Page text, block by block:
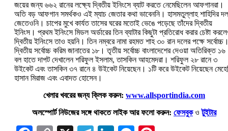
জয়ের জন্য ৬৬২ রানের লক্ষ্যে দ্বিতীয় ইনিংসে ব্যাট করতে নেমেছিলেন আফগানরা।
অতি বড় আফগান সমর্থকও এই ম্যাচ জেতার কথা ভাবেননি। হাসমতুল্লাহ শাহিদির দল
জেতেওনি। চাপের মুখে কার্যত তাসের ঘরের মতোই ভেঙে পড়েছে তাঁদের দ্বিতীয়
ইনিংস। প্রথম ইনিংসে মিডল অর্ডারের তিন ব্যাটার কিছুটা প্রতিরোধ করার চেষ্টা
দ্বিতীয় ইনিংসে তাও হয়নি। তিন নম্বরে নামা রহমত শাহ ৩০ রান দলের পক্ষে
দ্বিতীয় সর্বোচ্চ করিম জানাতের ১৮। তৃতীয় সর্বোচ্চ বাংলাদেশের দেওয়া অতিরিক্ত
বল হাতে দাপট দেখালেন শরিফুল ইসলাম, তাসকিন আহমেদরা। শরিফুল ২৮ রানে ৩
উইকেট এবং তাসকিন ৩৭ রানে ৪ উইকেট নিয়েছেন। ১টি করে উইকেট নিয়েছেন
হাসান মিরাজ এবং এবাদত হোসেন।
খেলার খবরের জন্য ক্লিক করুন: www.allsportindia.com
অলস্পোর্ট নিউজের সঙ্গে থাকতে লাইক আর ফলো করুন: ফেসবুকওটুইটার